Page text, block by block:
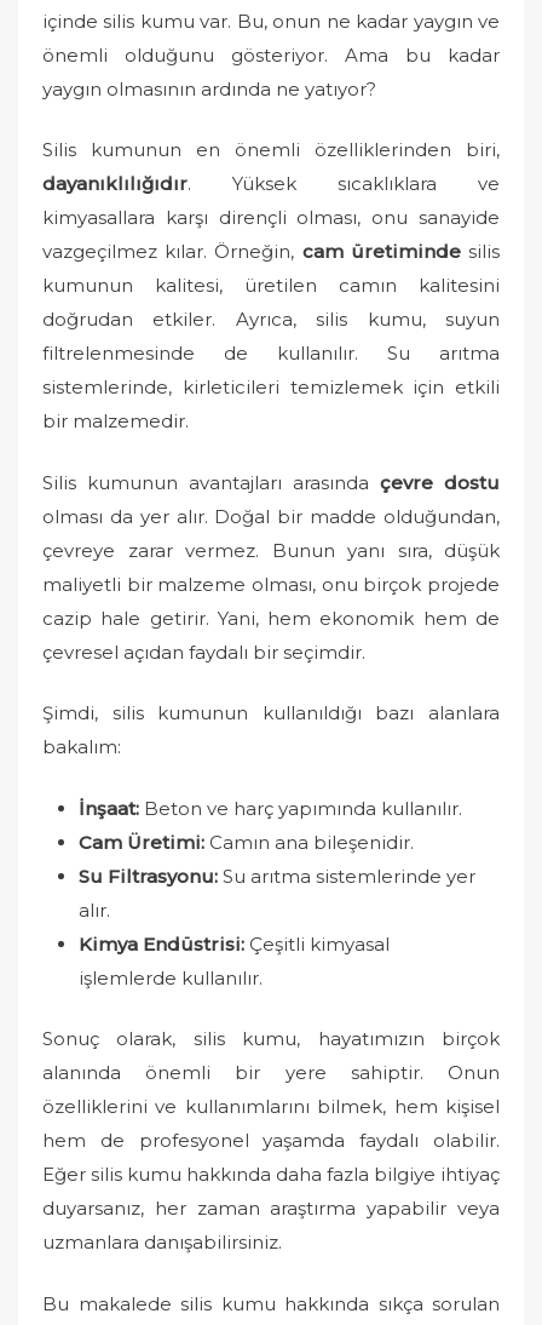
içinde silis kumu var. Bu, onun ne kadar yaygın ve
önemli olduğunu gösteriyor. Ama bu kadar
yaygın olmasının ardında ne yatıyor?
Silis kumunun en önemli özelliklerinden biri,
dayanıklılığıdır. Yüksek sıcaklıklara ve
kimyasallara karşı dirençli olması, onu sanayide
vazgeçilmez kılar. Örneğin, cam üretimindesilis
kumunun kalitesi, üretilen camın kalitesini
doğrudan etkiler. Ayrıca, silis kumu, suyun
filtrelenmesinde de kullanılır. Su arıtma
sistemlerinde, kirleticileri temizlemek için etkili
bir malzemedir.
Silis kumunun avantajları arasında çevre dostu
olması da yer alır. Doğal bir madde olduğundan,
çevreye zarar vermez. Bunun yanı sıra, düşük
maliyetli bir malzeme olması, onu birçok projede
cazip hale getirir. Yani, hem ekonomik hem de
çevresel açıdan faydalı bir seçimdir.
Şimdi, silis kumunun kullanıldığı bazı alanlara
bakalım:
İnşaat: Beton ve harç yapımında kullanılır.
Cam Üretimi: Camın ana bileşenidir.
Su Filtrasyonu: Su arıtma sistemlerinde yer
alır.
Kimya Endüstrisi: Çeşitli kimyasal
işlemlerde kullanılır.
Sonuç olarak, silis kumu, hayatımızın birçok
alanında önemli bir yere sahiptir. Onun
özelliklerini ve kullanımlarını bilmek, hem kişisel
hem de profesyonel yaşamda faydalı olabilir.
Eğer silis kumu hakkında daha fazla bilgiye ihtiyaç
duyarsanız, her zaman araştırma yapabilir veya
uzmanlara danışabilirsiniz.
Bu makalede silis kumu hakkında sıkça sorulan